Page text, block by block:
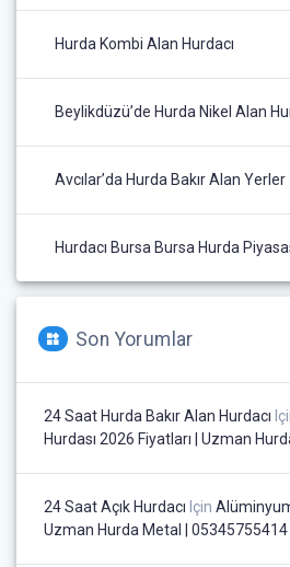
Hurda Kombi Alan Hurdacı
Beylikdüzü’de Hurda Nikel Alan
Avcılar’da Hurda Bakır Alan Yerler
Hurdacı Bursa Bursa Hurda
Son Yorumlar
24 Saat Hurda Bakır Alan Hurdacı
Hurdası 2026 Fiyatları | Uzman
24 Saat Açık Hurdacı Için
Uzman Hurda Metal | 05345755414